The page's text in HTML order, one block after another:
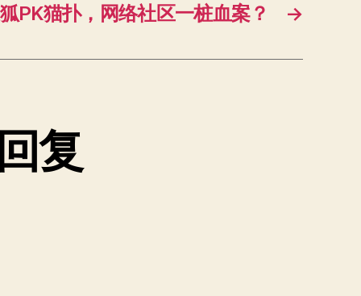
→
PK猫扑，网络社区一桩血案？
复